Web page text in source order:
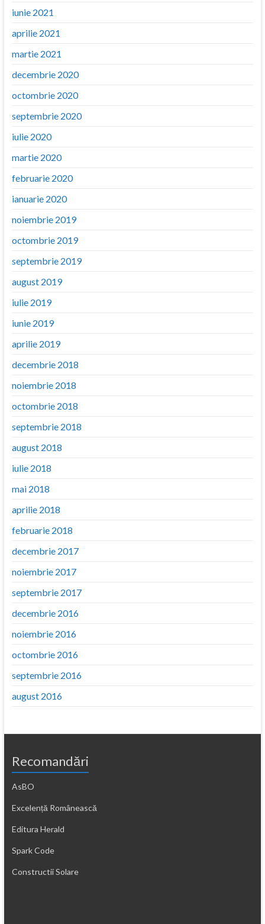
iunie 2021
aprilie 2021
martie 2021
decembrie 2020
octombrie 2020
septembrie 2020
iulie 2020
martie 2020
februarie 2020
ianuarie 2020
noiembrie 2019
octombrie 2019
septembrie 2019
august 2019
iulie 2019
iunie 2019
aprilie 2019
decembrie 2018
noiembrie 2018
octombrie 2018
septembrie 2018
august 2018
iulie 2018
mai 2018
aprilie 2018
februarie 2018
decembrie 2017
noiembrie 2017
septembrie 2017
decembrie 2016
noiembrie 2016
octombrie 2016
septembrie 2016
august 2016
Recomandări
AsBO
Excelență Românească
Editura Herald
Spark Code
Constructii Solare